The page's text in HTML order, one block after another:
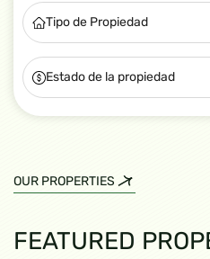
Tipo de Propiedad
Estado de la propiedad
OUR PROPERTIES
FEATURED